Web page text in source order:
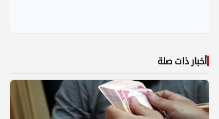
أخبار ذات صلة